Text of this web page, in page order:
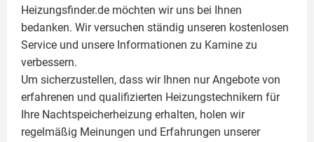
Heizungsfinder.de möchten wir uns bei Ihnen
bedanken. Wir versuchen ständig unseren kostenlosen
Service und unsere Informationen zu Kamine zu
verbessern.
Um sicherzustellen, dass wir Ihnen nur Angebote von
erfahrenen und qualifizierten Heizungstechnikern für
Ihre Nachtspeicherheizung erhalten, holen wir
regelmäßig Meinungen und Erfahrungen unserer